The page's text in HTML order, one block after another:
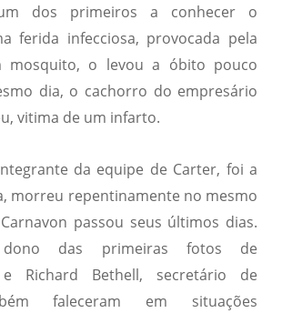
dos primeiros a conhecer o
ferida infecciosa, provocada pela
mosquito, o levou a óbito pouco
dia, o cachorro do empresário
vitima de um infarto.
da equipe de Carter, foi a
morreu repentinamente no mesmo
passou seus últimos dias.
dono das primeiras fotos de
e Richard Bethell, secretário de
faleceram em situações